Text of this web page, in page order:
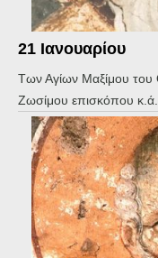
21 Ιανουαρίου
Των Αγίων Μαξίμου του
Ζωσίμου επισκόπου κ.ά.